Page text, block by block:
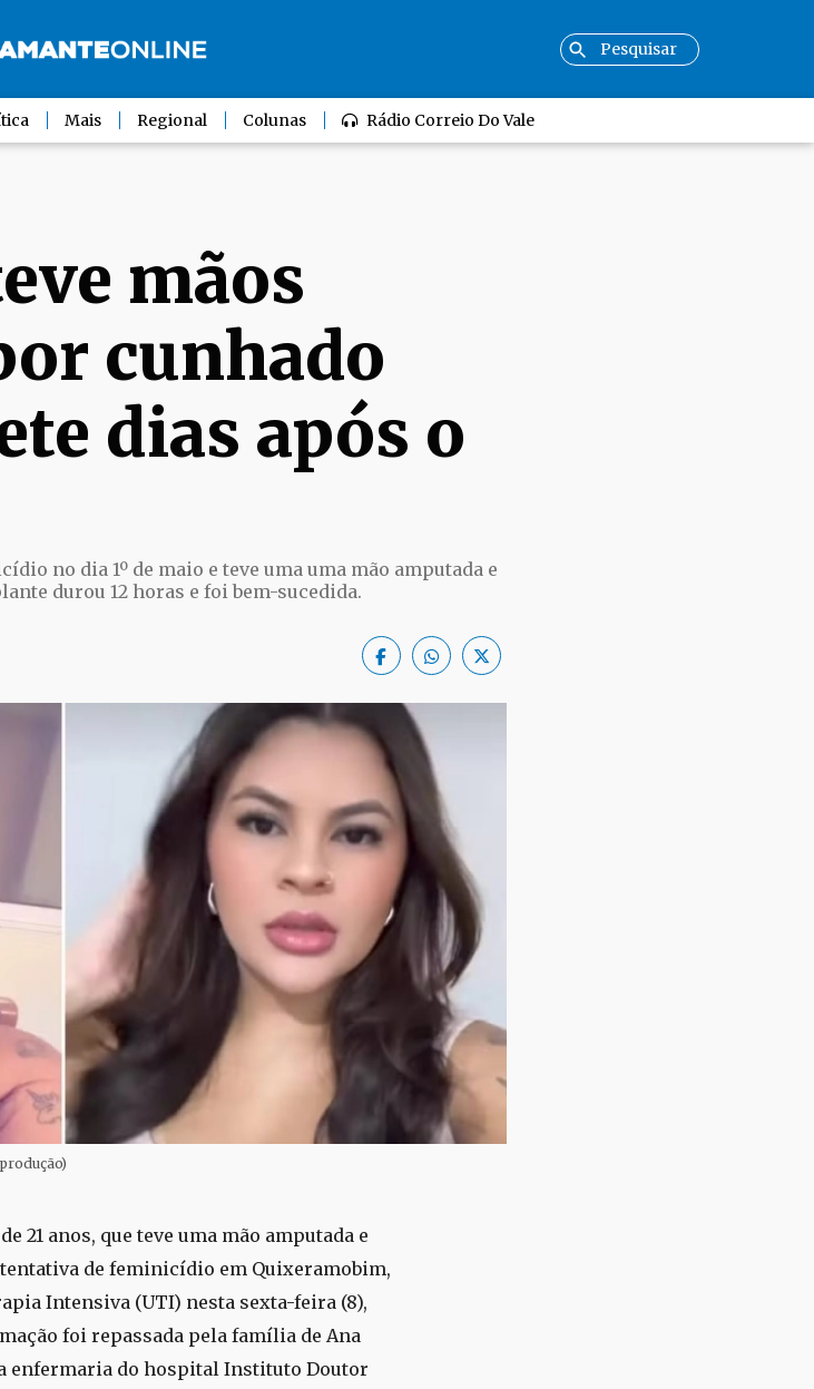
Mais Regional Colunas Rádio Correio Do Vale
mãos
cunhado
dias após o
no dia 1º de maio e teve uma uma mão amputada e
durou 12 horas e foi bem-sucedida.
21 anos, que teve uma mão amputada e
de feminicídio em Quixeramobim,
Intensiva (UTI) nesta sexta-feira (8),
foi repassada pela família de Ana
enfermaria do hospital Instituto Doutor